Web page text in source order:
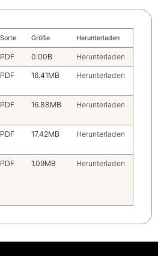
Sorte Größe Herunterladen
PDF 0.00B Herunterladen
PDF 16.41MB Herunterladen
PDF 16.88MB Herunterladen
PDF 17.42MB Herunterladen
PDF 1.09MB Herunterladen